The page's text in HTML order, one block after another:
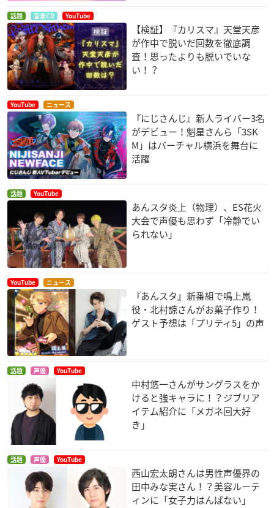
話題 音楽CD YouTube
【検証】『カリスマ』天堂天彦
が作中で脱いだ回数を徹底調
査！思ったよりも脱いでいな
い！？
YouTube ニュース
『にじさんじ』新人ライバー3名
がデビュー！魁星さんら「3SK
M」はバーチャル横浜を舞台に
活躍
話題 YouTube
あんスタ炎上（物理）、ES花火
大会で声優も思わず「冷静でい
られない」
YouTube ニュース
『あんスタ』新番組で鳴上嵐
役・北村諒さんがお菓子作り！
ゲスト予想は「プリティ5」の声
話題 声優 YouTube
中村悠一さんがサングラスをか
けると強キャラに！？ジブリア
イテム紹介に「メガネ回大好
き」
話題 声優 YouTube
西山宏太朗さんは男性声優界の
田中みな実さん！？美容ルーテ
ィンに「女子力はんぱない」